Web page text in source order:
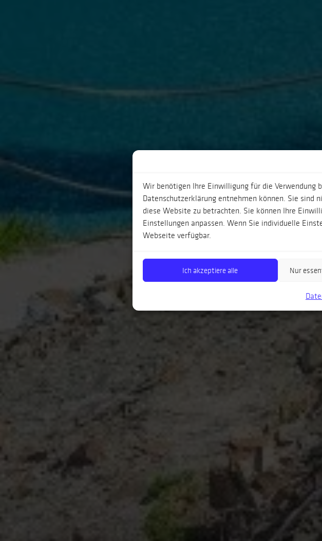
Wir benötigen Ihre Einwilligung für die Verwendung
Datenschutzerklärung entnehmen können. Sie sind
diese Website zu betrachten. Sie können Ihre
Einstellungen anpassen. Wenn Sie individuelle
Webseite verfügbar.
Ich akzeptiere alle Nur